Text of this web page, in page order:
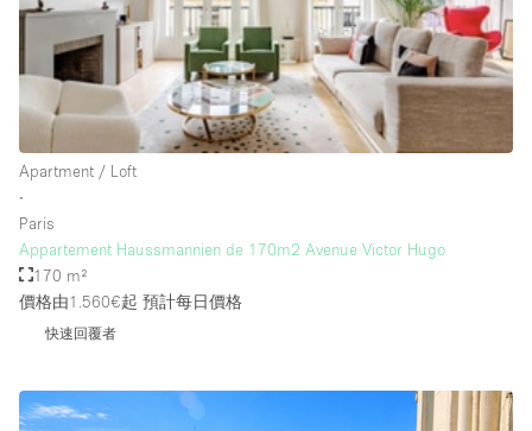
Rooftop / Terrace
Security System
Smoking Area
Sound & Video Equipment
Soundproof
Street Level
Stunning View
Terrace
Water Access
Apartment / Loft
∙
Paris
Appartement Haussmannien de 170m2 Avenue Victor Hugo
170 m²
價格由1.560€起 預計每日價格
快速回覆者